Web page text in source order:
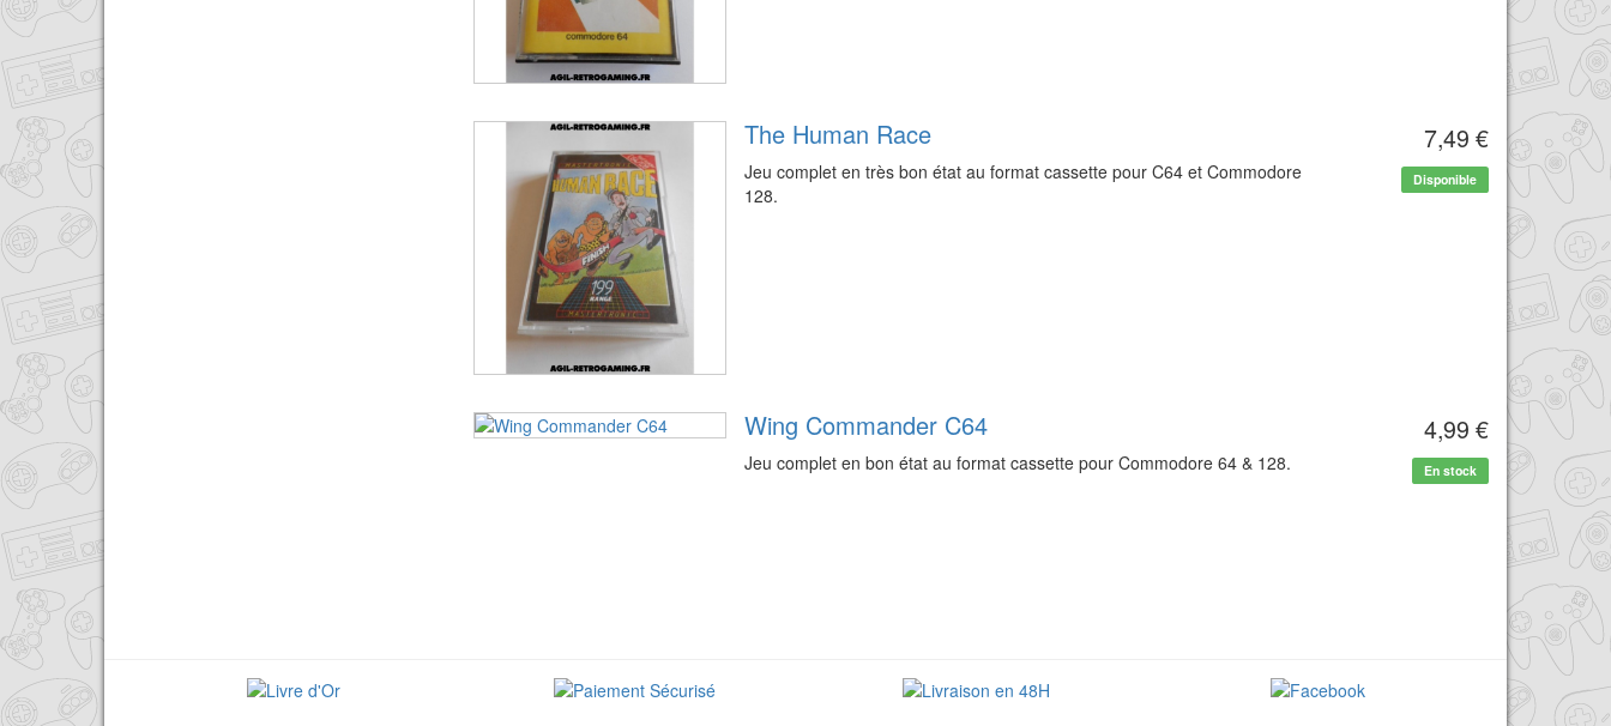
The Human Race
Jeu complet en très bon état au format cassette pour C64 et Commodore
128.
7,49 €
Disponible
Wing Commander C64
Jeu complet en bon état au format cassette pour Commodore 64 & 128.
4,99 €
En stock